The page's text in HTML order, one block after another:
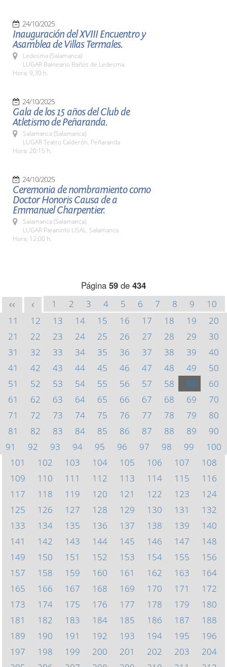
24/10/2025
Inauguración del XVIII Encuentro y
Asamblea de Villas Termales.
Ledesma (Salamanca)
LUGAR Balneario Baños de Ledesma.
Hora: 9,30 h.
24/10/2025
Gala de los 15 años del Club de
Atletismo de Peñaranda.
Salamanca (Salamanca)
LUGAR Teatro Calderón. Peñaranda
Hora: 20:15 h.
24/10/2025
Ceremonia de nombramiento como
Doctor Honoris Causa de a
Emmanuel Charpentier.
Salamanca (Salamanca)
LUGAR Paraninfo USAL. Salamanca
Hora: 12:00 h.
Página 59 de 434
<< < 1 2 3 4 5 6 7 8 9
10
11
12 13 14 15 16 17 18 19
20
21
22 23 24 25 26 27 28 29
30
31
32 33 34 35 36 37 38 39
40
41
42 43 44 45 46 47 48 49
50
51
52 53 54 55 56 57 58 59
60
61
62 63 64 65 66 67 68 69
70
71
72 73 74 75 76 77 78 79
80
81
82 83 84 85 86 87 88 89
90
91
92 93 94 95 96 97 98 99
100
101
102 103 104 105 106 107
108
109
110 111 112 113 114 115
116
117
118 119 120 121 122 123
124
125
126 127 128 129 130 131
132
133
134 135 136 137 138 139
140
141
142 143 144 145 146 147
148
149
150 151 152 153 154 155
156
157
158 159 160 161 162 163
164
165
166 167 168 169 170 171
172
173
174 175 176 177 178 179
180
181
182 183 184 185 186 187
188
189
190 191 192 193 194 195
196
197
198 199 200 201 202 203
204